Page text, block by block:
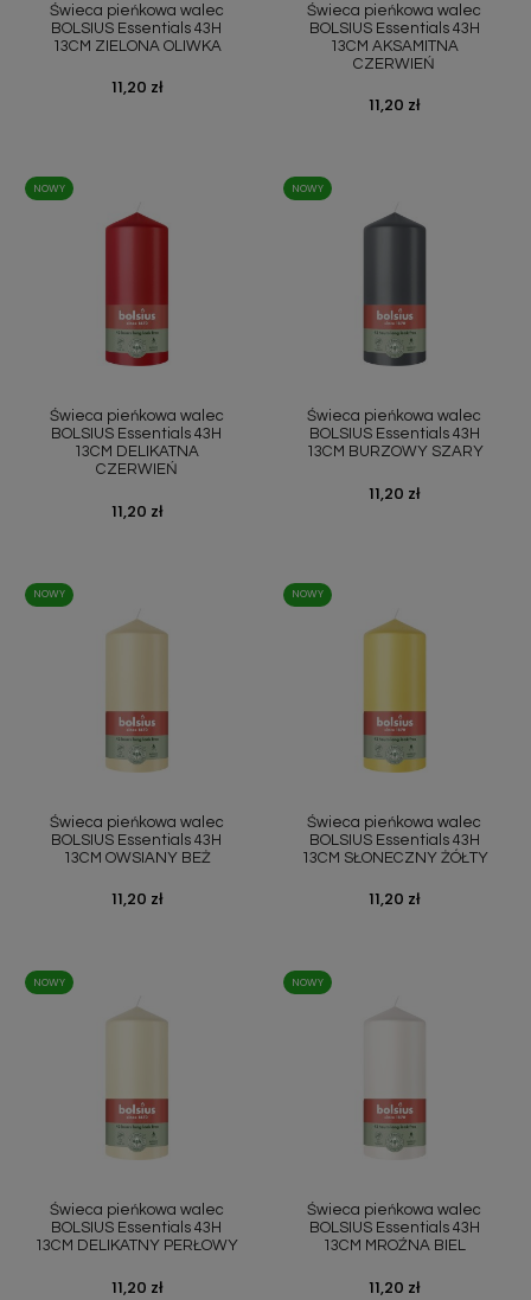
Świeca pieńkowa walec
BOLSIUS Essentials 43H
13CM ZIELONA OLIWKA
Cena
11,20 zł
Świeca pieńkowa walec
BOLSIUS Essentials 43H
13CM AKSAMITNA
CZERWIEŃ
Cena
11,20 zł
Świeca pieńkowa walec
BOLSIUS Essentials 43H
13CM DELIKATNA
CZERWIEŃ
Cena
11,20 zł
NOWY
Świeca pieńkowa walec
BOLSIUS Essentials 43H
13CM BURZOWY SZARY
Cena
11,20 zł
NOWY
Świeca pieńkowa walec
BOLSIUS Essentials 43H
13CM OWSIANY BEŻ
Cena
11,20 zł
NOWY
Świeca pieńkowa walec
BOLSIUS Essentials 43H
13CM SŁONECZNY ŻÓŁTY
Cena
11,20 zł
NOWY
Świeca pieńkowa walec
BOLSIUS Essentials 43H
13CM DELIKATNY PERŁOWY
Cena
11,20 zł
NOWY
Świeca pieńkowa walec
BOLSIUS Essentials 43H
13CM MROŹNA BIEL
Cena
11,20 zł
NOWY